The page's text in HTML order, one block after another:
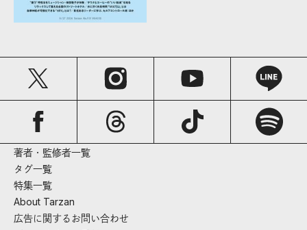
著者・監修者一覧
タグ一覧
特集一覧
About Tarzan
広告に関するお問い合わせ